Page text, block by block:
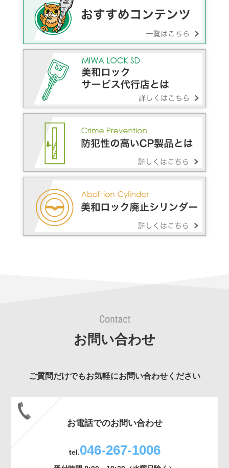
お問い合わせ
ご質問だけでもお気軽にお問い合わせください
お電話でのお問い合わせ
tel.046-267-1006